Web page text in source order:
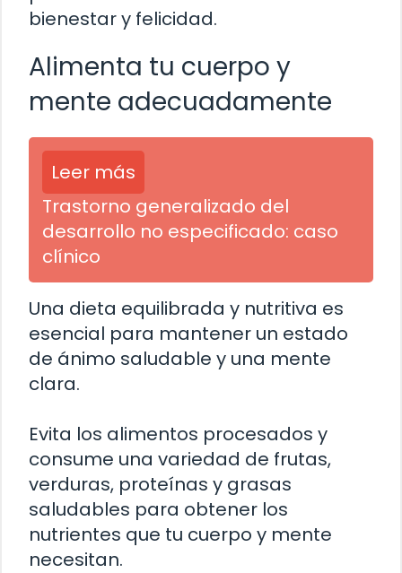
bienestar y felicidad.
Alimenta tu cuerpo y
mente adecuadamente
Leer más
Trastorno generalizado del
desarrollo no especificado: caso
clínico
Una dieta equilibrada y nutritiva es
esencial para mantener un estado
de ánimo saludable y una mente
clara.
Evita los alimentos procesados y
consume una variedad de frutas,
verduras, proteínas y grasas
saludables para obtener los
nutrientes que tu cuerpo y mente
necesitan.